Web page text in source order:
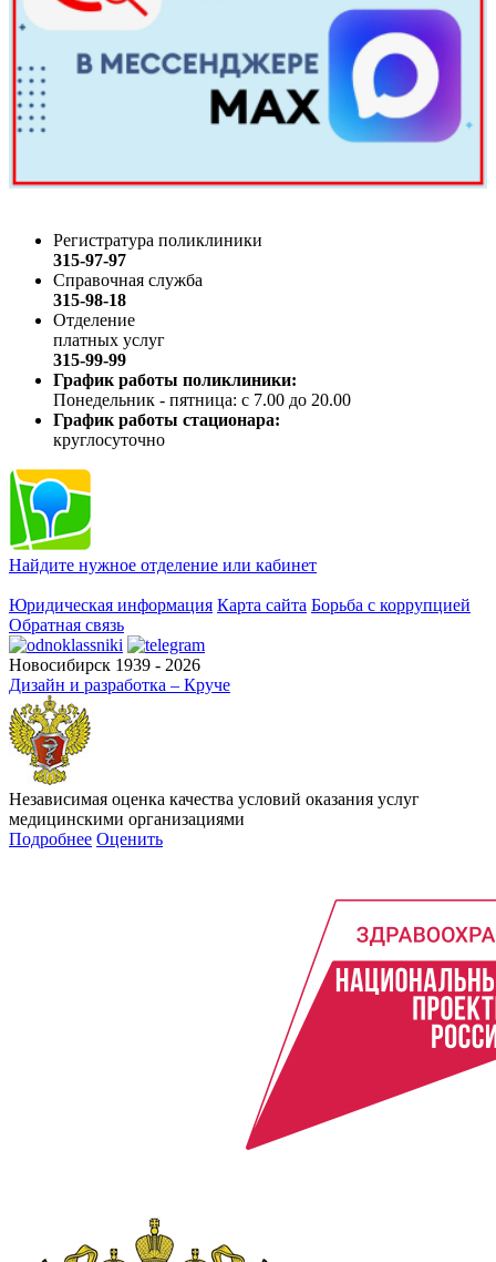
Регистратура поликлиники
315-97-97
Справочная служба
315-98-18
Отделение
платных услуг
315-99-99
График работы поликлиники:
Понедельник - пятница: с 7.00 до 20.00
График работы стационара:
круглосуточно
Найдите нужное отделение или кабинет
Юридическая информация Карта сайта Борьба с коррупцией
Обратная связь
Новосибирск 1939 - 2026
Дизайн и разработка – Круче
Независимая оценка качества условий оказания услуг
медицинскими организациями
Подробнее Оценить